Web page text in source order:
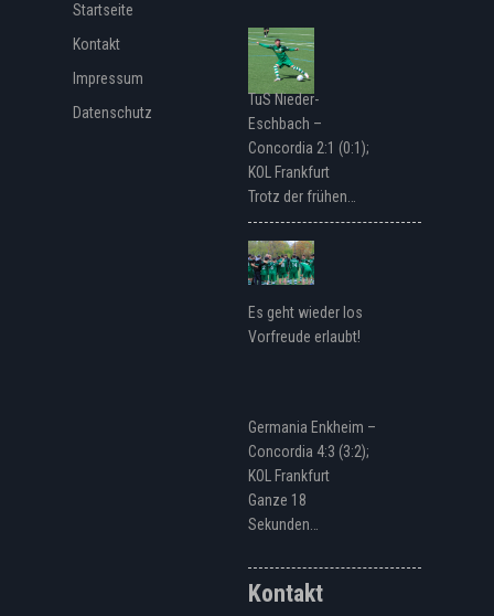
Startseite
Kontakt
Impressum
Datenschutz
TuS Nieder-
Eschbach –
Concordia 2:1 (0:1);
KOL Frankfurt
Trotz der frühen…
Es geht wieder los
Vorfreude erlaubt!
Germania Enkheim –
Concordia 4:3 (3:2);
KOL Frankfurt
Ganze 18
Sekunden…
Kontakt